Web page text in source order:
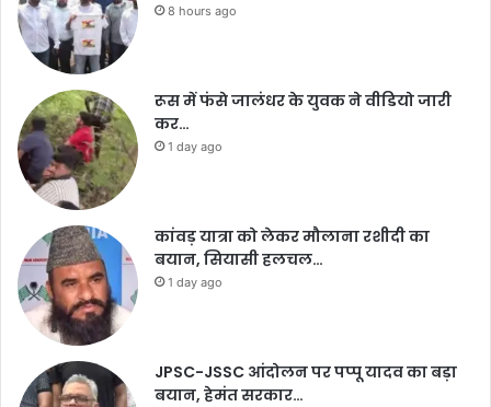
8 hours ago
रूस में फंसे जालंधर के युवक ने वीडियो जारी
कर…
1 day ago
कांवड़ यात्रा को लेकर मौलाना रशीदी का
बयान, सियासी हलचल…
1 day ago
JPSC-JSSC आंदोलन पर पप्पू यादव का बड़ा
बयान, हेमंत सरकार…